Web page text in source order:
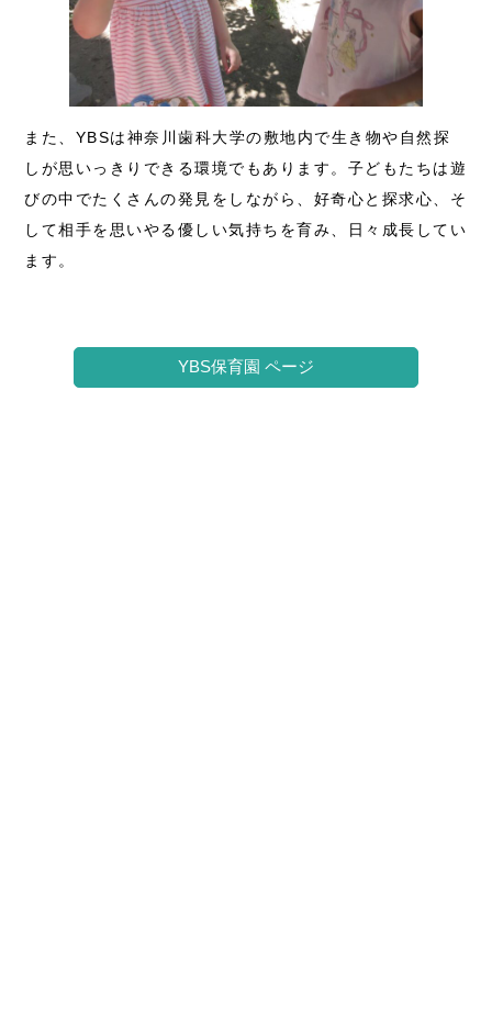
また、YBSは神奈川歯科大学の敷地内で生き物や自然探
しが思いっきりできる環境でもあります。子どもたちは遊
びの中でたくさんの発見をしながら、好奇心と探求心、そ
して相手を思いやる優しい気持ちを育み、日々成長してい
ます。
YBS保育園 ページ